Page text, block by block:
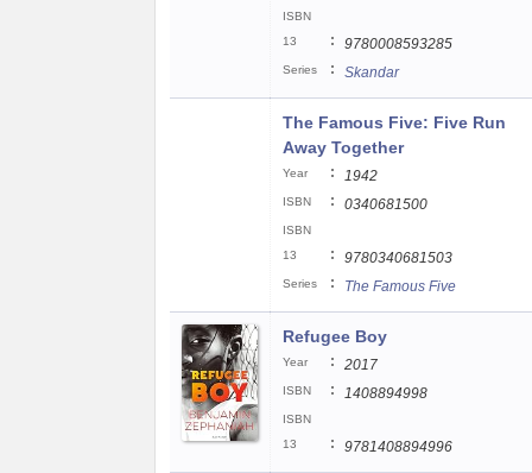
ISBN
13
: 9780008593285
Series : Skandar
The Famous Five: Five Run
Away Together
Year : 1942
ISBN : 0340681500
ISBN
13
: 9780340681503
Series : The Famous Five
Refugee Boy
Year : 2017
ISBN : 1408894998
ISBN
13
: 9781408894996